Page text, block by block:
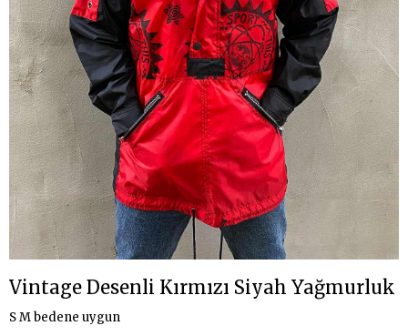
Vintage Desenli Kırmızı Siyah Yağmurluk
S M bedene uygun